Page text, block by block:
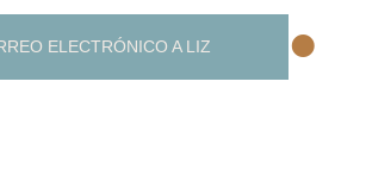
ELECTRÓNICO A LIZ •